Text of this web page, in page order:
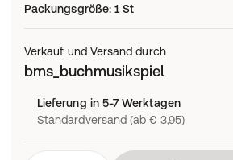
Packungsgröße:1 St
Verkauf und Versand durch
bms_buchmusikspiel
Lieferung in 5-7 Werktagen
Standardversand (ab € 3,95)